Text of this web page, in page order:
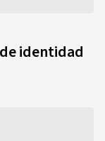
identidad